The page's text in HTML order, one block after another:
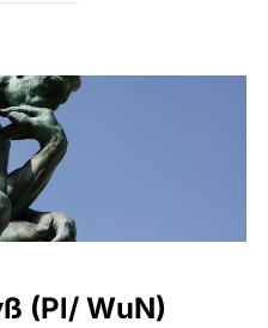
(Pl/ WuN)